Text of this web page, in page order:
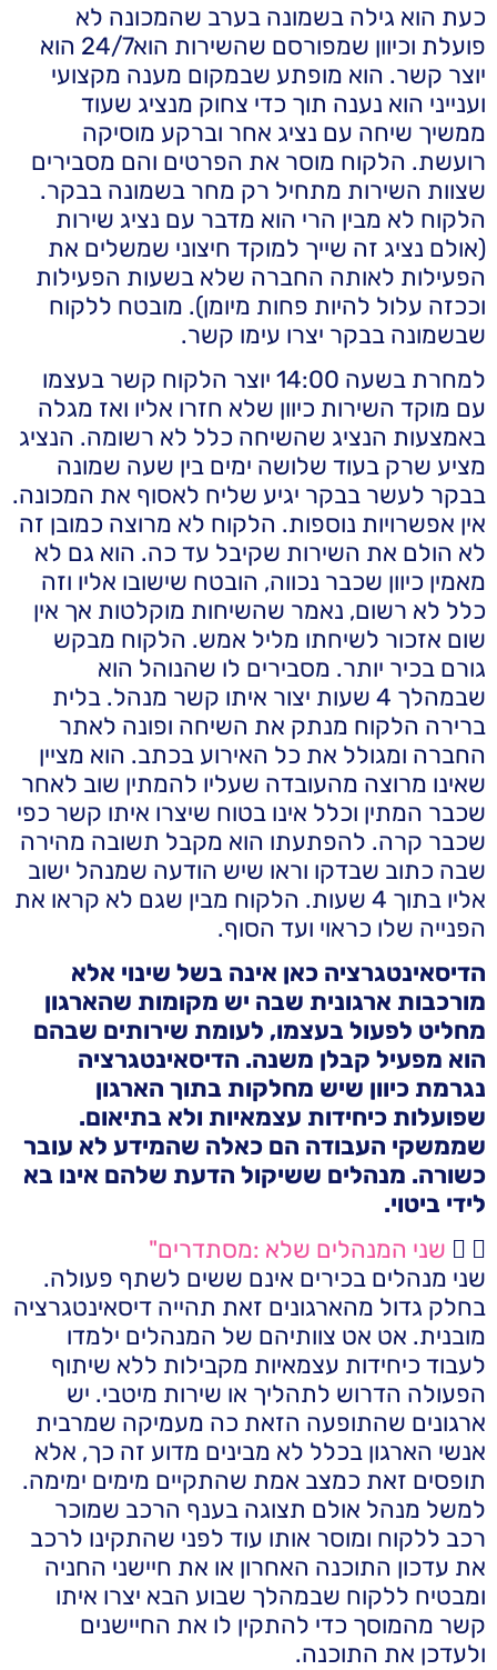
כעת הוא גילה בשמונה בערב שהמכונה לא
פועלת וכיוון שמפורסם שהשירות הוא24/7 הוא
יוצר קשר. הוא מופתע שבמקום מענה מקצועי
וענייני הוא נענה תוך כדי צחוק מנציג שעוד
ממשיך שיחה עם נציג אחר וברקע מוסיקה
רועשת. הלקוח מוסר את הפרטים והם מסבירים
שצוות השירות מתחיל רק מחר בשמונה בבקר.
הלקוח לא מבין הרי הוא מדבר עם נציג שירות
(אולם נציג זה שייך למוקד חיצוני שמשלים את
הפעילות לאותה החברה שלא בשעות הפעילות
וככזה עלול להיות פחות מיומן). מובטח ללקוח
שבשמונה בבקר יצרו עימו קשר.
למחרת בשעה 14:00 יוצר הלקוח קשר בעצמו
עם מוקד השירות כיוון שלא חזרו אליו ואז מגלה
באמצעות הנציג שהשיחה כלל לא רשומה. הנציג
מציע שרק בעוד שלושה ימים בין שעה שמונה
בבקר לעשר בבקר יגיע שליח לאסוף את המכונה.
אין אפשרויות נוספות. הלקוח לא מרוצה כמובן זה
לא הולם את השירות שקיבל עד כה. הוא גם לא
מאמין כיוון שכבר נכווה, הובטח שישובו אליו וזה
כלל לא רשום, נאמר שהשיחות מוקלטות אך אין
שום אזכור לשיחתו מליל אמש. הלקוח מבקש
גורם בכיר יותר. מסבירים לו שהנוהל הוא
שבמהלך 4 שעות יצור איתו קשר מנהל. בלית
ברירה הלקוח מנתק את השיחה ופונה לאתר
החברה ומגולל את כל האירוע בכתב. הוא מציין
שאינו מרוצה מהעובדה שעליו להמתין שוב לאחר
שכבר המתין וכלל אינו בטוח שיצרו איתו קשר כפי
שכבר קרה. להפתעתו הוא מקבל תשובה מהירה
שבה כתוב שבדקו וראו שיש הודעה שמנהל ישוב
אליו בתוך 4 שעות. הלקוח מבין שגם לא קראו את
הפנייה שלו כראוי ועד הסוף.
הדיסאינטגרציה כאן אינה בשל שינוי אלא
מורכבות ארגונית שבה יש מקומות שהארגון
מחליט לפעול בעצמו, לעומת שירותים שבהם
הוא מפעיל קבלן משנה. הדיסאינטגרציה
נגרמת כיוון שיש מחלקות בתוך הארגון
שפועלות כיחידות עצמאיות ולא בתיאום.
שממשקי העבודה הם כאלה שהמידע לא עובר
כשורה. מנהלים ששיקול הדעת שלהם אינו בא
לידי ביטוי.
שני המנהלים שלא :מסתדרים"
שני מנהלים בכירים אינם ששים לשתף פעולה.
בחלק גדול מהארגונים זאת תהייה דיסאינטגרציה
מובנית. אט אט צוותיהם של המנהלים ילמדו
לעבוד כיחידות עצמאיות מקבילות ללא שיתוף
הפעולה הדרוש לתהליך או שירות מיטבי. יש
ארגונים שהתופעה הזאת כה מעמיקה שמרבית
אנשי הארגון בכלל לא מבינים מדוע זה כך, אלא
תופסים זאת כמצב אמת שהתקיים מימים ימימה.
למשל מנהל אולם תצוגה בענף הרכב שמוכר
רכב ללקוח ומוסר אותו עוד לפני שהתקינו לרכב
את עדכון התוכנה האחרון או את חיישני החניה
ומבטיח ללקוח שבמהלך שבוע הבא יצרו איתו
קשר מהמוסך כדי להתקין לו את החיישנים
ולעדכן את התוכנה.